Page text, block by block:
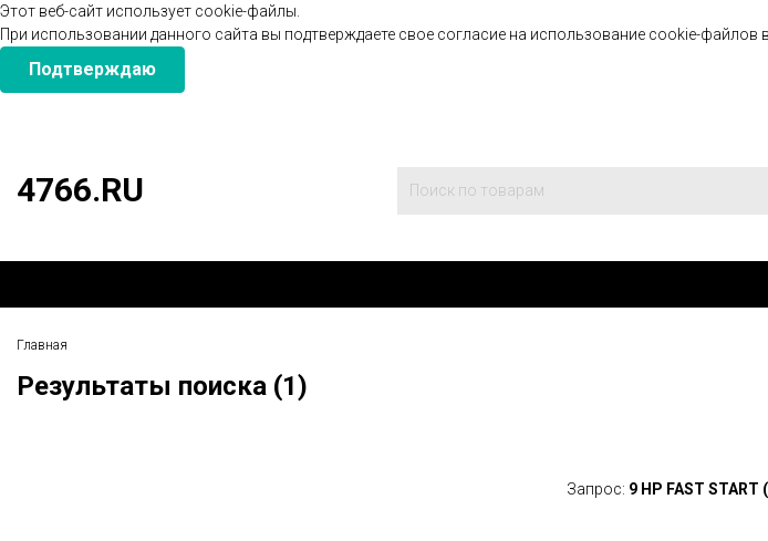
Этот веб-сайт использует cookie-файлы.
При использовании данного сайта вы подтверждаете свое согласие на использование cookie-файлов
Подтверждаю
4766.RU
Главная
Результаты поиска (1)
Запрос: 9 HP FAST